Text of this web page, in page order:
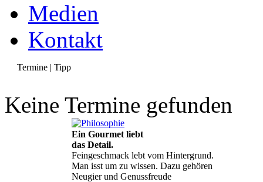
Medien
Kontakt
Termine | Tipp
Keine Termine gefunden
Ein Gourmet liebt
das Detail.
Feingeschmack lebt vom Hintergrund.
Man isst um zu wissen. Dazu gehören
Neugier und Genussfreude